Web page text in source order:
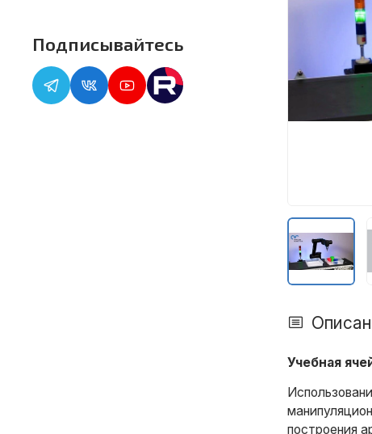
Учебная
построения
Подписывайтесь